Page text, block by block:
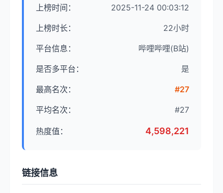
上榜时间： 2025-11-24 00:03:12
上榜时长： 22小时
平台信息： 哔哩哔哩(B站)
是否多平台： 是
最高名次： #27
平均名次： #27
热度值： 4,598,221
链接信息